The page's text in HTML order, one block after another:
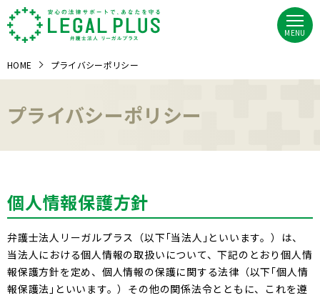
MENU
HOME プライバシーポリシー
プライバシーポリシー
個人情報保護方針
弁護士法人リーガルプラス（以下｢当法人｣といいます。）は、
当法人における個人情報の取扱いについて、下記のとおり個人情
報保護方針を定め、個人情報の保護に関する法律（以下｢個人情
報保護法｣といいます。）その他の関係法令とともに、これを遵